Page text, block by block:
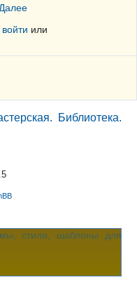
Далее
войти или
Библиотека.